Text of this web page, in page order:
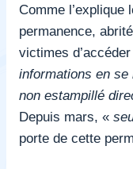
Comme l’explique
permanence,
victimes
informations en se
non estampillé
Depuis mars, «
porte de cette